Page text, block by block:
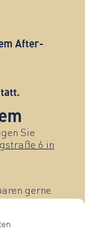
After-
Sie
6 in
gerne
0711 51